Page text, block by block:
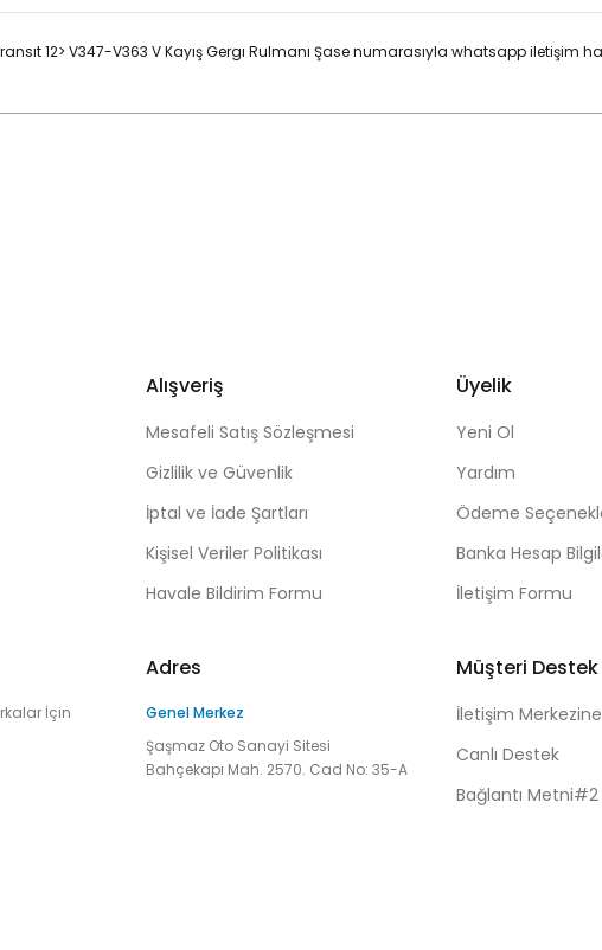
12> V347-V363 V Kayış Gergı Rulmanı Şase numarasıyla whatsapp
Alışveriş
Mesafeli Satış Sözleşmesi
Gizlilik ve Güvenlik
İptal ve İade Şartları
Kişisel Veriler Politikası
Havale Bildirim Formu
Üyelik
Yeni Ol
Yardım
Ödeme
Banka Hesap
İletişim Formu
İçin
Adres
Genel Merkez
Şaşmaz Oto Sanayi Sitesi
Bahçekapı Mah. 2570. Cad No: 35-A
Müşteri
İletişim
Canlı Destek
Bağlantı Metni#2